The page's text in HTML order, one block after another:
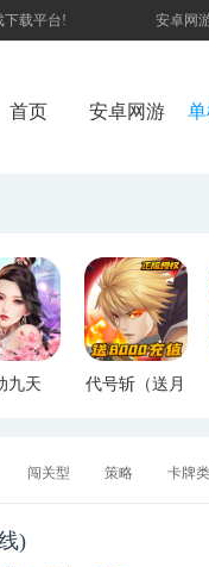
下载平台! 安卓网
首页 安卓网游
九天
代号斩（送月
闯关型 策略 卡牌
)